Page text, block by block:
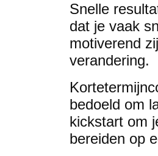
Snelle
dat je vaak
motiverend
verandering.
bedoeld om
kickstart om
bereiden op